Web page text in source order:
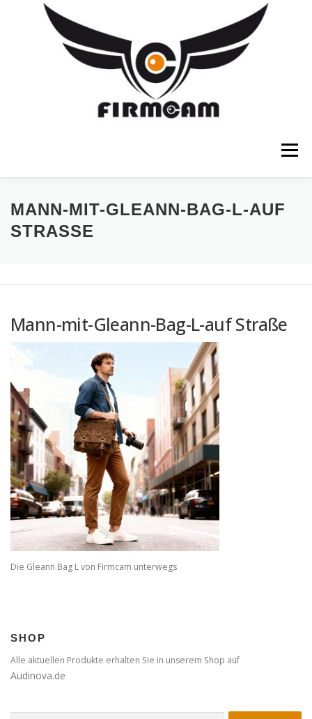
Menü
SCHWEBESTATIVE FOTOSTATIVE
MANN-MIT-GLEANN-BAG-L-AUF
STRASSE
Mann-mit-Gleann-Bag-L-auf Straße
Die Gleann Bag L von Firmcam unterwegs
SHOP
Alle aktuellen Produkte erhalten Sie in unserem Shop auf
Audinova.de